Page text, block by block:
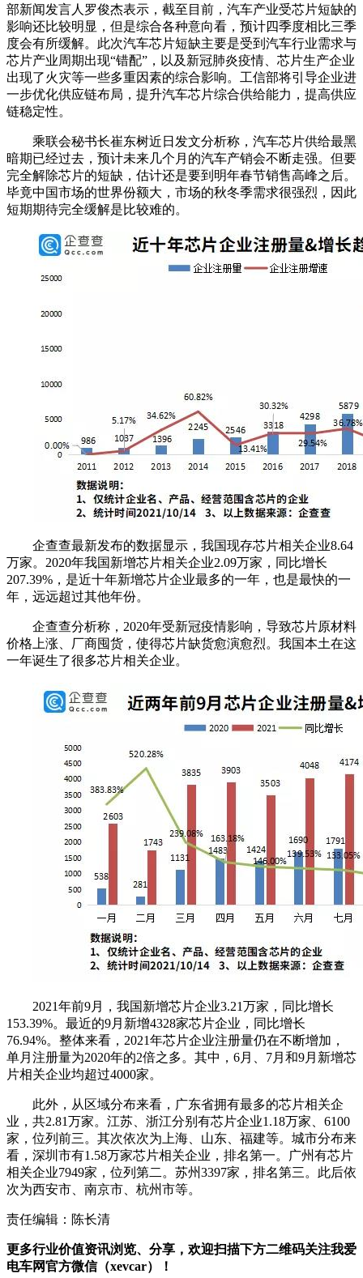
部新闻发言人罗俊杰表示，截至目前，汽车产业受芯片短缺的
影响还比较明显，但是综合各种意向看，预计四季度相比三季
度会有所缓解。此次汽车芯片短缺主要是受到汽车行业需求与
芯片产业周期出现“错配”，以及新冠肺炎疫情、芯片生产企业
出现了火灾等一些多重因素的综合影响。工信部将引导企业进
一步优化供应链布局，提升汽车芯片综合供给能力，提高供应
链稳定性。
乘联会秘书长崔东树近日发文分析称，汽车芯片供给最黑
暗期已经过去，预计未来几个月的汽车产销会不断走强。但要
完全解除芯片的短缺，估计还是要到明年春节销售高峰之后。
毕竟中国市场的世界份额大，市场的秋冬季需求很强烈，因此
短期期待完全缓解是比较难的。
企查查最新发布的数据显示，我国现存芯片相关企业8.64
万家。2020年我国新增芯片相关企业2.09万家，同比增长
207.39%，是近十年新增芯片企业最多的一年，也是最快的一
年，远远超过其他年份。
企查查分析称，2020年受新冠疫情影响，导致芯片原材料
价格上涨、厂商囤货，使得芯片缺货愈演愈烈。我国本土在这
一年诞生了很多芯片相关企业。
2021年前9月，我国新增芯片企业3.21万家，同比增长
153.39%。最近的9月新增4328家芯片企业，同比增长
76.94%。整体来看，2021年芯片企业注册量仍在不断增加，
单月注册量为2020年的2倍之多。其中，6月、7月和9月新增芯
片相关企业均超过4000家。
此外，从区域分布来看，广东省拥有最多的芯片相关企
业，共2.81万家。江苏、浙江分别有芯片企业1.18万家、6100
家，位列前三。其次依次为上海、山东、福建等。城市分布来
看，深圳市有1.58万家芯片相关企业，排名第一。广州有芯片
相关企业7949家，位列第二。苏州3397家，排名第三。此后依
次为西安市、南京市、杭州市等。
责任编辑：陈长清
更多行业价值资讯浏览、分享，欢迎扫描下方二维码关注我爱
电车网官方微信（xevcar）！